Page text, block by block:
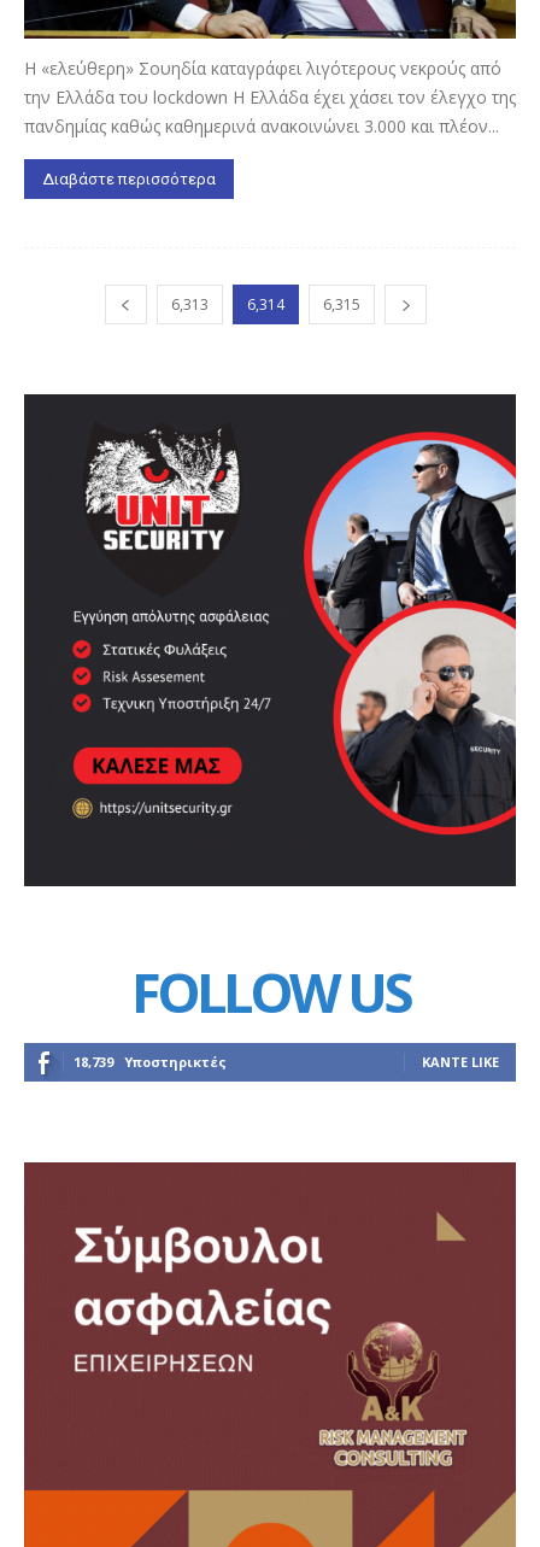
Η «ελεύθερη» Σουηδία καταγράφει λιγότερους νεκρούς από
την Ελλάδα του lockdown Η Ελλάδα έχει χάσει τον έλεγχο της
πανδημίας καθώς καθημερινά ανακοινώνει 3.000 και πλέον...
Διαβάστε περισσότερα
6,313 6,314 6,315
FOLLOW US
18,739 Υποστηρικτές ΚΆΝΤΕ LIKE